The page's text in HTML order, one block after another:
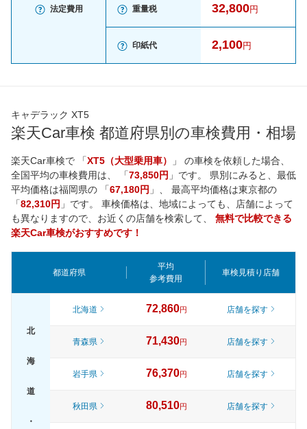
法定費用 重量税 32,800円
印紙代 2,100円
キャデラック XT5
楽天Car車検 都道府県別の車検費用・相場
楽天Car車検で 「XT5（大型乗用車）
」 の車検を依頼した場合、
全国平均の車検費用は、 「73,850円 」です。 県別にみると、最低
平均価格は福岡県の 「67,180円 」、 最高平均価格は東京都の
「82,310円 」です。 車検価格は、地域によっても、店舗によって
も異なりますので、お近くの店舗を検索して、 無料で比較できる
楽天Car車検がおすすめです！
都道府県
平均
参考費用
車検見積り店舗
北
海
道
・
北海道 72,860円 店舗を探す
青森県 71,430円 店舗を探す
岩手県 76,370円 店舗を探す
秋田県 80,510円 店舗を探す